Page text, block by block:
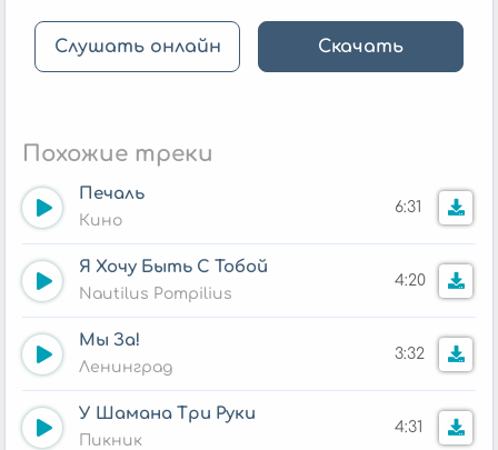
Слушать онлайн Скачать
Похожие треки
Печаль
Кино
6:31
Я Хочу Быть С Тобой
Nautilus Pompilius
4:20
Мы За!
Ленинград
3:32
У Шамана Три Руки
Пикник
4:31